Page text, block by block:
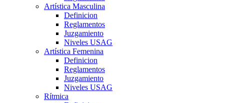
Artística Masculina
Definicion
Reglamentos
Juzgamiento
Niveles USAG
Artística Femenina
Definicion
Reglamentos
Juzgamiento
Niveles USAG
Rítmica